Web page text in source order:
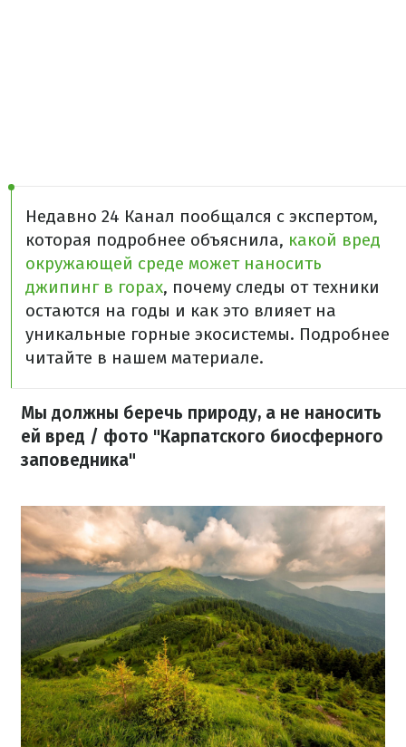
Недавно 24 Канал пообщался с экспертом,
которая подробнее объяснила, какой вред
окружающей среде может наносить
джипинг в горах, почему следы от техники
остаются на годы и как это влияет на
уникальные горные экосистемы. Подробнее
читайте в нашем материале.
Мы должны беречь природу, а не наносить
ей вред / фото "Карпатского биосферного
заповедника"